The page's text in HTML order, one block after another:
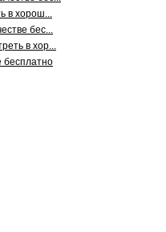
в хорош...
бес...
в хор...
бесплатно